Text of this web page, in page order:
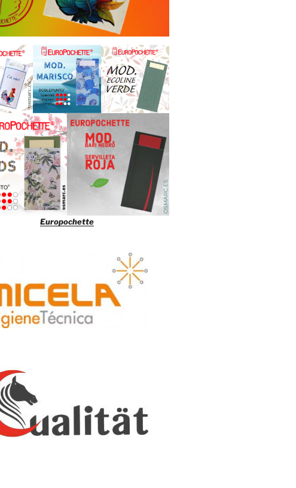
Europochette